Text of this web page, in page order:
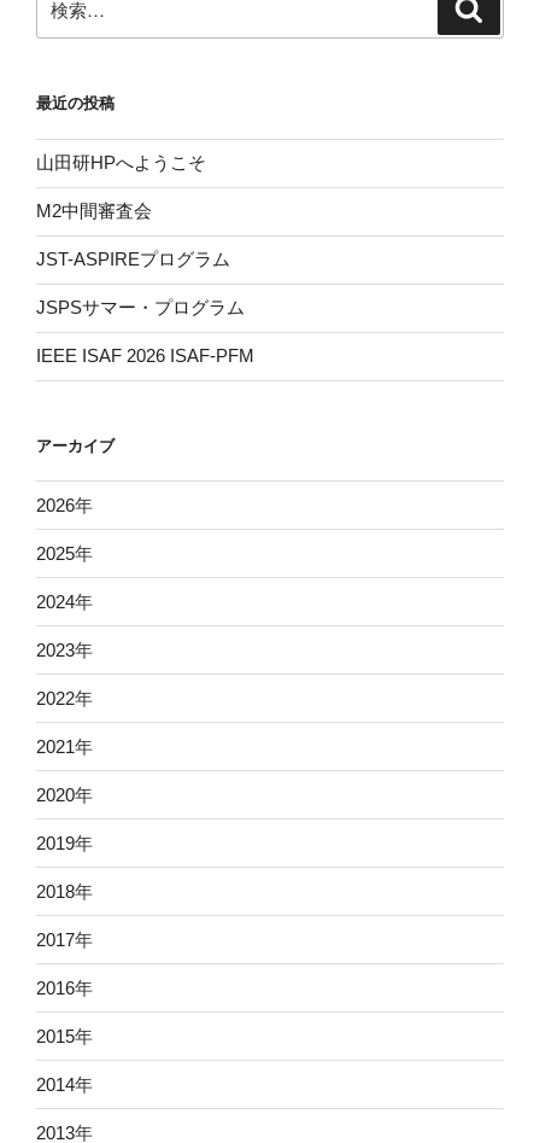
索:
最近の投稿
山田研HPへようこそ
M2中間審査会
JST-ASPIREプログラム
JSPSサマー・プログラム
IEEE ISAF 2026 ISAF-PFM
アーカイブ
2026年
2025年
2024年
2023年
2022年
2021年
2020年
2019年
2018年
2017年
2016年
2015年
2014年
2013年